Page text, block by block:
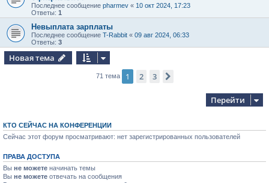
Последнее сообщение pharmev « 10 окт 2024, 17:23
Ответы: 1
Невыплата зарплаты
Последнее сообщение T-Rabbit « 09 авг 2024, 06:33
Ответы: 3
Новая тема
71 тема 1 2 3
Перейти
КТО СЕЙЧАС НА КОНФЕРЕНЦИИ
Сейчас этот форум просматривают: нет зарегистрированных пользователей
ПРАВА ДОСТУПА
Вы не можете начинать темы
Вы не можете отвечать на сообщения